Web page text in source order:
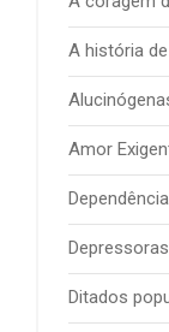
A história
Amor
Depressoras
Ditados